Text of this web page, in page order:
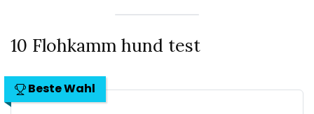
10 Flohkamm hund test
Beste Wahl